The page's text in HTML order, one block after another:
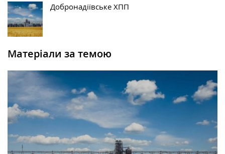
Добронадіївське ХПП
Матеріали за темою